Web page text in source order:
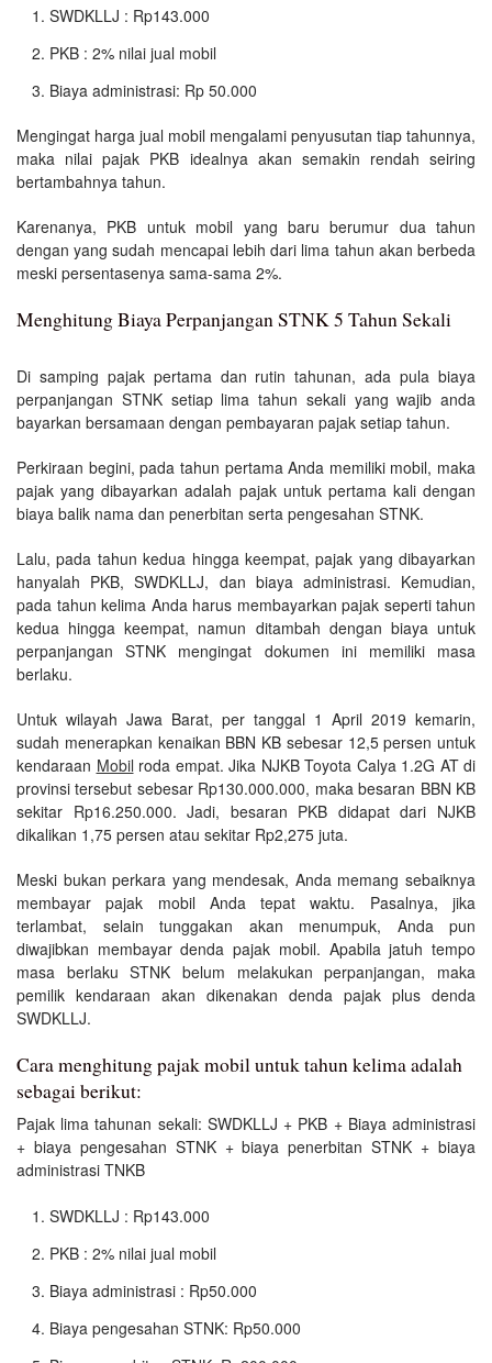
SWDKLLJ : Rp143.000
PKB : 2% nilai jual mobil
Biaya administrasi: Rp 50.000
Mengingat harga jual mobil mengalami penyusutan tiap tahunnya,
maka nilai pajak PKB idealnya akan semakin rendah seiring
bertambahnya tahun.
Karenanya, PKB untuk mobil yang baru berumur dua tahun
dengan yang sudah mencapai lebih dari lima tahun akan berbeda
meski persentasenya sama-sama 2%.
Menghitung Biaya Perpanjangan STNK 5 Tahun Sekali
Di samping pajak pertama dan rutin tahunan, ada pula biaya
perpanjangan STNK setiap lima tahun sekali yang wajib anda
bayarkan bersamaan dengan pembayaran pajak setiap tahun.
Perkiraan begini, pada tahun pertama Anda memiliki mobil, maka
pajak yang dibayarkan adalah pajak untuk pertama kali dengan
biaya balik nama dan penerbitan serta pengesahan STNK.
Lalu, pada tahun kedua hingga keempat, pajak yang dibayarkan
hanyalah PKB, SWDKLLJ, dan biaya administrasi. Kemudian,
pada tahun kelima Anda harus membayarkan pajak seperti tahun
kedua hingga keempat, namun ditambah dengan biaya untuk
perpanjangan STNK mengingat dokumen ini memiliki masa
berlaku.
Untuk wilayah Jawa Barat, per tanggal 1 April 2019 kemarin,
sudah menerapkan kenaikan BBN KB sebesar 12,5 persen untuk
kendaraan Mobil roda empat. Jika NJKB Toyota Calya 1.2G AT di
provinsi tersebut sebesar Rp130.000.000, maka besaran BBN KB
sekitar Rp16.250.000. Jadi, besaran PKB didapat dari NJKB
dikalikan 1,75 persen atau sekitar Rp2,275 juta.
Meski bukan perkara yang mendesak, Anda memang sebaiknya
membayar pajak mobil Anda tepat waktu. Pasalnya, jika
terlambat, selain tunggakan akan menumpuk, Anda pun
diwajibkan membayar denda pajak mobil. Apabila jatuh tempo
masa berlaku STNK belum melakukan perpanjangan, maka
pemilik kendaraan akan dikenakan denda pajak plus denda
SWDKLLJ.
Cara menghitung pajak mobil untuk tahun kelima adalah
sebagai berikut:
Pajak lima tahunan sekali: SWDKLLJ + PKB + Biaya administrasi
+ biaya pengesahan STNK + biaya penerbitan STNK + biaya
administrasi TNKB
SWDKLLJ : Rp143.000
PKB : 2% nilai jual mobil
Biaya administrasi : Rp50.000
Biaya pengesahan STNK: Rp50.000